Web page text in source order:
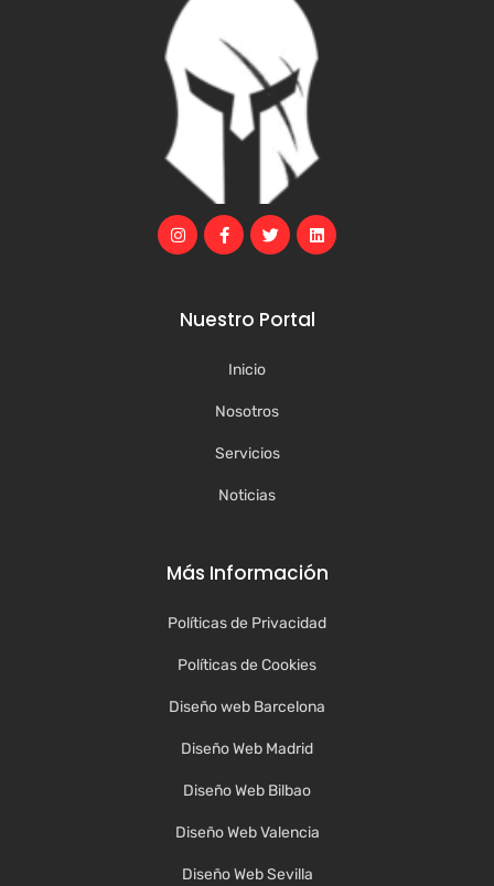
Nuestro Portal
Inicio
Nosotros
Servicios
Noticias
Más Información
Políticas de Privacidad
Políticas de Cookies
Diseño web Barcelona
Diseño Web Madrid
Diseño Web Bilbao
Diseño Web Valencia
Diseño Web Sevilla